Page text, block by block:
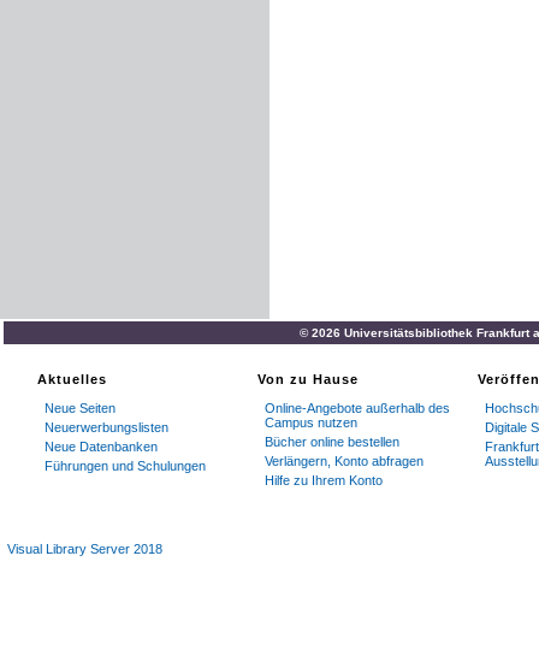
© 2026 Universitätsbibliothek Frankfurt
Aktuelles
Neue Seiten
Neuerwerbungslisten
Neue Datenbanken
Führungen und Schulungen
Von zu Hause
Online-Angebote außerhalb des
Campus nutzen
Bücher online bestellen
Verlängern, Konto abfragen
Hilfe zu Ihrem Konto
Digitale
Visual Library Server 2018